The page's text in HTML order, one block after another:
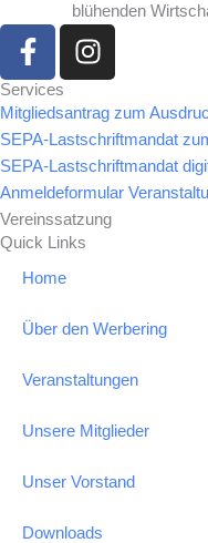
blühenden
F
a
c
e
b
o
o
k
-
f
I
n
t
a
g
r
a
Services
Mitgliedsantrag zum
SEPA-Lastschriftmandat
SEPA-Lastschriftmandat
Anmeldeformular
Vereinssatzung
Quick Links
Home
Über den Werbering
Veranstaltungen
Unsere Mitglieder
Unser Vorstand
Downloads